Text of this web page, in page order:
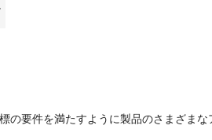
要件を満たすように製品のさまざまな